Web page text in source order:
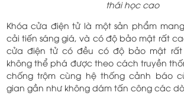
thái học cao
Khóa cửa điện tử là một sản phẩm
cải tiến sáng giá, và có độ bảo mật rất
cửa điện tử có đều có độ bảo mật
không thể phá được theo cách truyền
chống trộm cùng hệ thống cảnh báo
gian gần như không dám tấn công các